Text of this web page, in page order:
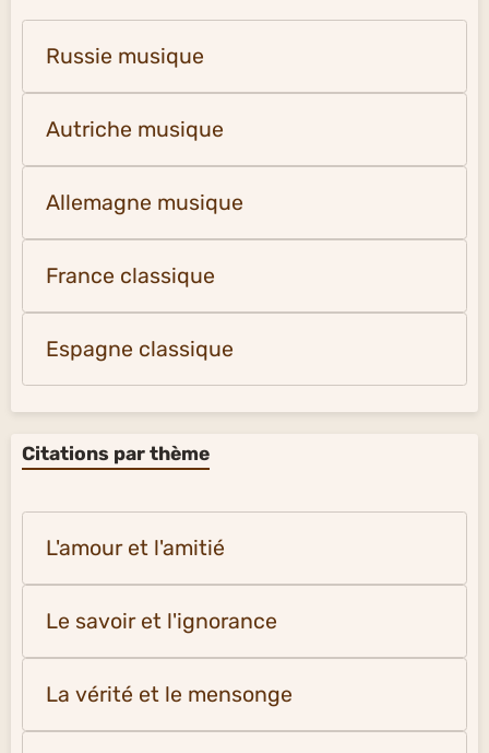
Russie musique
Autriche musique
Allemagne musique
France classique
Espagne classique
Citations par thème
L'amour et l'amitié
Le savoir et l'ignorance
La vérité et le mensonge